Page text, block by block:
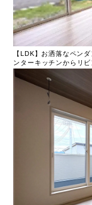
【LDK】お洒落なペン
ンターキッチンからリ